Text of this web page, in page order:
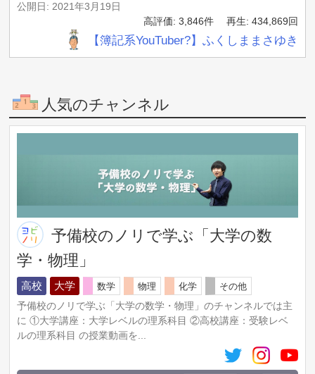
公開日: 2021年3月19日
再生: 434,869回
高評価: 3,846件
【簿記系YouTuber?】ふくしままさゆき
人気のチャンネル
予備校のノリで学ぶ「大学の数
学・物理」
高校 大学 数学 物理 化学
その他
予備校のノリで学ぶ「大学の数学・物理」のチャンネルでは主
に ①大学講座：大学レベルの理系科目 ②高校講座：受験レベ
ルの理系科目 の授業動画を...